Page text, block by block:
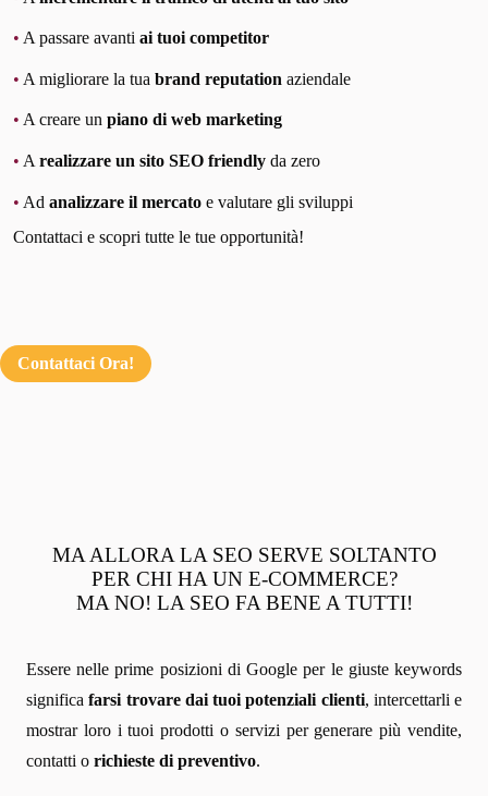
• A passare avanti ai tuoi competitor
• A migliorare la tua brand reputation aziendale
• A creare un piano di web marketing
• A realizzare un sito SEO friendly da zero
• Ad analizzare il mercato e valutare gli sviluppi
Contattaci e scopri tutte le tue opportunità!
Contattaci Ora!
MA ALLORA LA SEO SERVE SOLTANTO
PER CHI HA UN E-COMMERCE?
MA NO! LA SEO FA BENE A TUTTI!
Essere nelle prime posizioni di Google per le giuste keywords
significafarsi trovare dai tuoi potenziali clienti, intercettarli e
mostrar loro i tuoi prodotti o servizi per generare più vendite,
contatti o richieste di preventivo.